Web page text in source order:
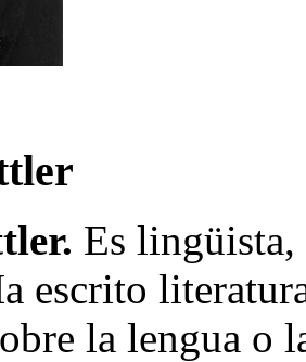
Es
escrito
la lengua o